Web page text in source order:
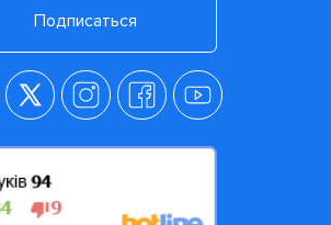
Подписаться